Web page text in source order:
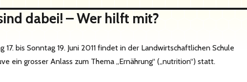
dabei! – Wer hilft mit?
17. bis Sonntag 19. Juni 2011 findet in der Landwirtschaftlichen Schule
ein grosser Anlass zum Thema „Ernährung“ („nutrition“) statt.